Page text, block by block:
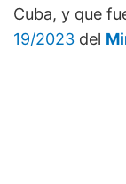
Cuba, y que
19/2023 del